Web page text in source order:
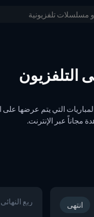
انتهى ربع النهائي